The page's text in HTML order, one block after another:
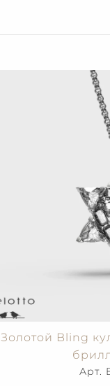
Золотой Bling
Арт.